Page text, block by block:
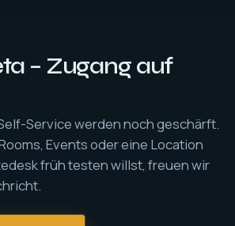
– Zugang auf
Service werden noch geschärft.
Events oder eine Location
früh testen willst, freuen wir